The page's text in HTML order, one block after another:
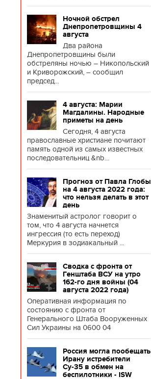
Ночной обстрел
Днепропетровщины 4
августа
Два района
Днепропетровщины были
обстреляны ночью – Никопольский
и Криворожский, – сообщил
председ...
4 августа: Марии
Магдалины. Народные
приметы на день
Сегодня, 4 августа
православные христиане почитают
память одной из самых известных
последовательниц &nb...
Прогноз от Павла Глобы
на 4 августа 2022 года:
что нельзя делать в этот
день
Знаменитый астролог говорит о
том, что 4 августа начнется
ингрессия (то есть переход)
Меркурия в зодиакальный ...
Сводка с фронта от
Генштаба ВСУ на утро
162-го дня войны (04
августа 2022 года)
Оперативная информация по
состоянию с фронта от
Генерального Штаба Вооруженных
Сил Украины на 0600 04
Россия могла пообещать
Ирану истребители
Су-35 в обмен на
беспилотники - ISW